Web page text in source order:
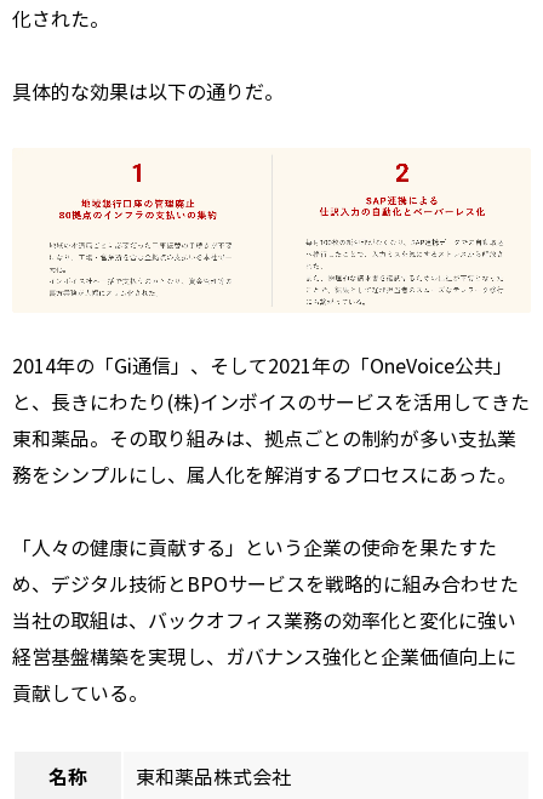
化された。
具体的な効果は以下の通りだ。
2014年の「Gi通信」、そして2021年の「OneVoice公共」
と、長きにわたり (株)インボイスのサービスを活用してきた
東和薬品。その取り組みは、拠点ごとの制約が多い支払業
務をシンプルにし、属人化を解消するプロセスにあった。
「人々の健康に貢献する」という企業の使命を果たすた
め、デジタル技術と BPOサービスを戦略的に組み合わせた
当社の取組は、バックオフィス業務の効率化と変化に強い
経営基盤構築を実現し、ガバナンス強化と企業価値向上に
貢献している。
名称 東和薬品株式会社